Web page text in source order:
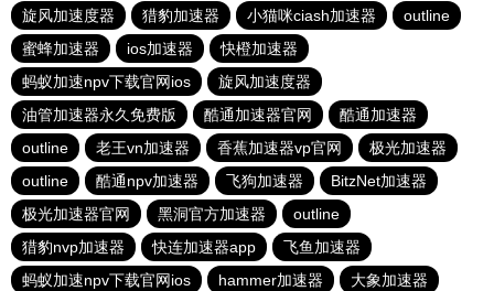
旋风加速度器
猎豹加速器 小猫咪ciash加速器
outline
蜜蜂加速器
ios加速器
快橙加速器
蚂蚁加速npv下载官网ios
旋风加速度器
油管加速器永久免费版
酷通加速器官网
酷通加速器
outline
老王vn加速器 香蕉加速器vp官网
极光加速器
outline
酷通npv加速器 飞狗加速器
BitzNet加速器
极光加速器官网
黑洞官方加速器
outline
猎豹nvp加速器
快连加速器app
飞鱼加速器
蚂蚁加速npv下载官网ios
hammer加速器 大象加速器